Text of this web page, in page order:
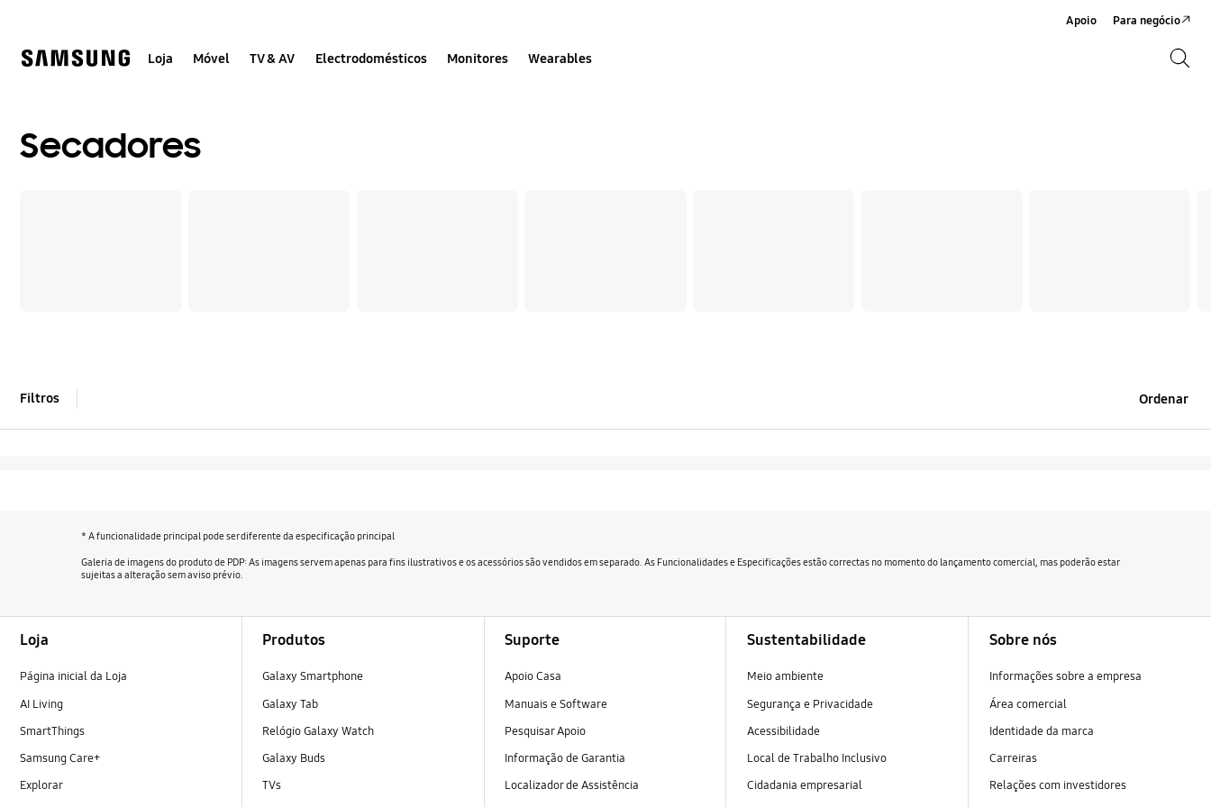
help
Loja Móvel TV & AV Electrodomésticos Monitores Wearables
Apoio Para negócio
Secadores
Filtros Ordenar
* A funcionalidade principal pode ser diferente da especificação principal
Galeria de imagens do produto de PDP: As imagens servem apenas para fins ilustrativos e os acessórios são vendidos em separado. As Funcionalidades e Especificações estão correctas no momento do lançamento comercial, mas poderão estar
sujeitas a alteração sem aviso prévio.
Loja
Página inicial da Loja
AI Living
SmartThings
Samsung Care+
Explorar
Produtos
Galaxy Smartphone
Galaxy Tab
Relógio Galaxy Watch
Galaxy Buds
TVs
Suporte
Apoio Casa
Manuais e Software
Pesquisar Apoio
Informação de Garantia
Localizador de Assistência
Sustentabilidade
Meio ambiente
Segurança e Privacidade
Acessibilidade
Local de Trabalho Inclusivo
Cidadania empresarial
Sobre nós
Informações sobre a empresa
Área comercial
Identidade da marca
Carreiras
Relações com investidores